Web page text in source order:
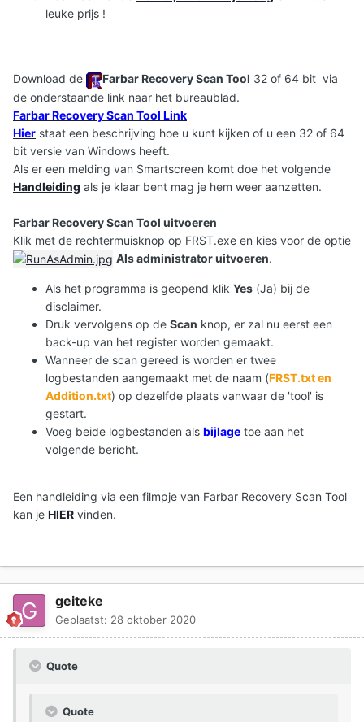
leuke prijs !
Download de Farbar Recovery Scan Tool 32 of 64 bit via
de onderstaande link naar het bureaublad.
Farbar Recovery Scan Tool Link
Hier staat een beschrijving hoe u kunt kijken of u een 32 of 64
bit versie van Windows heeft.
Als er een melding van Smartscreen komt doe het volgende
Handleiding als je klaar bent mag je hem weer aanzetten.
Farbar Recovery Scan Tool uitvoeren
Klik met de rechtermuisknop op FRST.exe en kies voor de optie
Als administrator uitvoeren.
Als het programma is geopend klik Yes (Ja) bij de
disclaimer.
Druk vervolgens op de Scan knop, er zal nu eerst een
back-up van het register worden gemaakt.
Wanneer de scan gereed is worden er twee
logbestanden aangemaakt met de naam (FRST.txt en
Addition.txt) op dezelfde plaats vanwaar de 'tool' is
gestart.
Voeg beide logbestanden als bijlage toe aan het
volgende bericht.
Een handleiding via een filmpje van Farbar Recovery Scan Tool
kan je HIER vinden.
geiteke
Geplaatst: 28 oktober 2020
Quote
Quote